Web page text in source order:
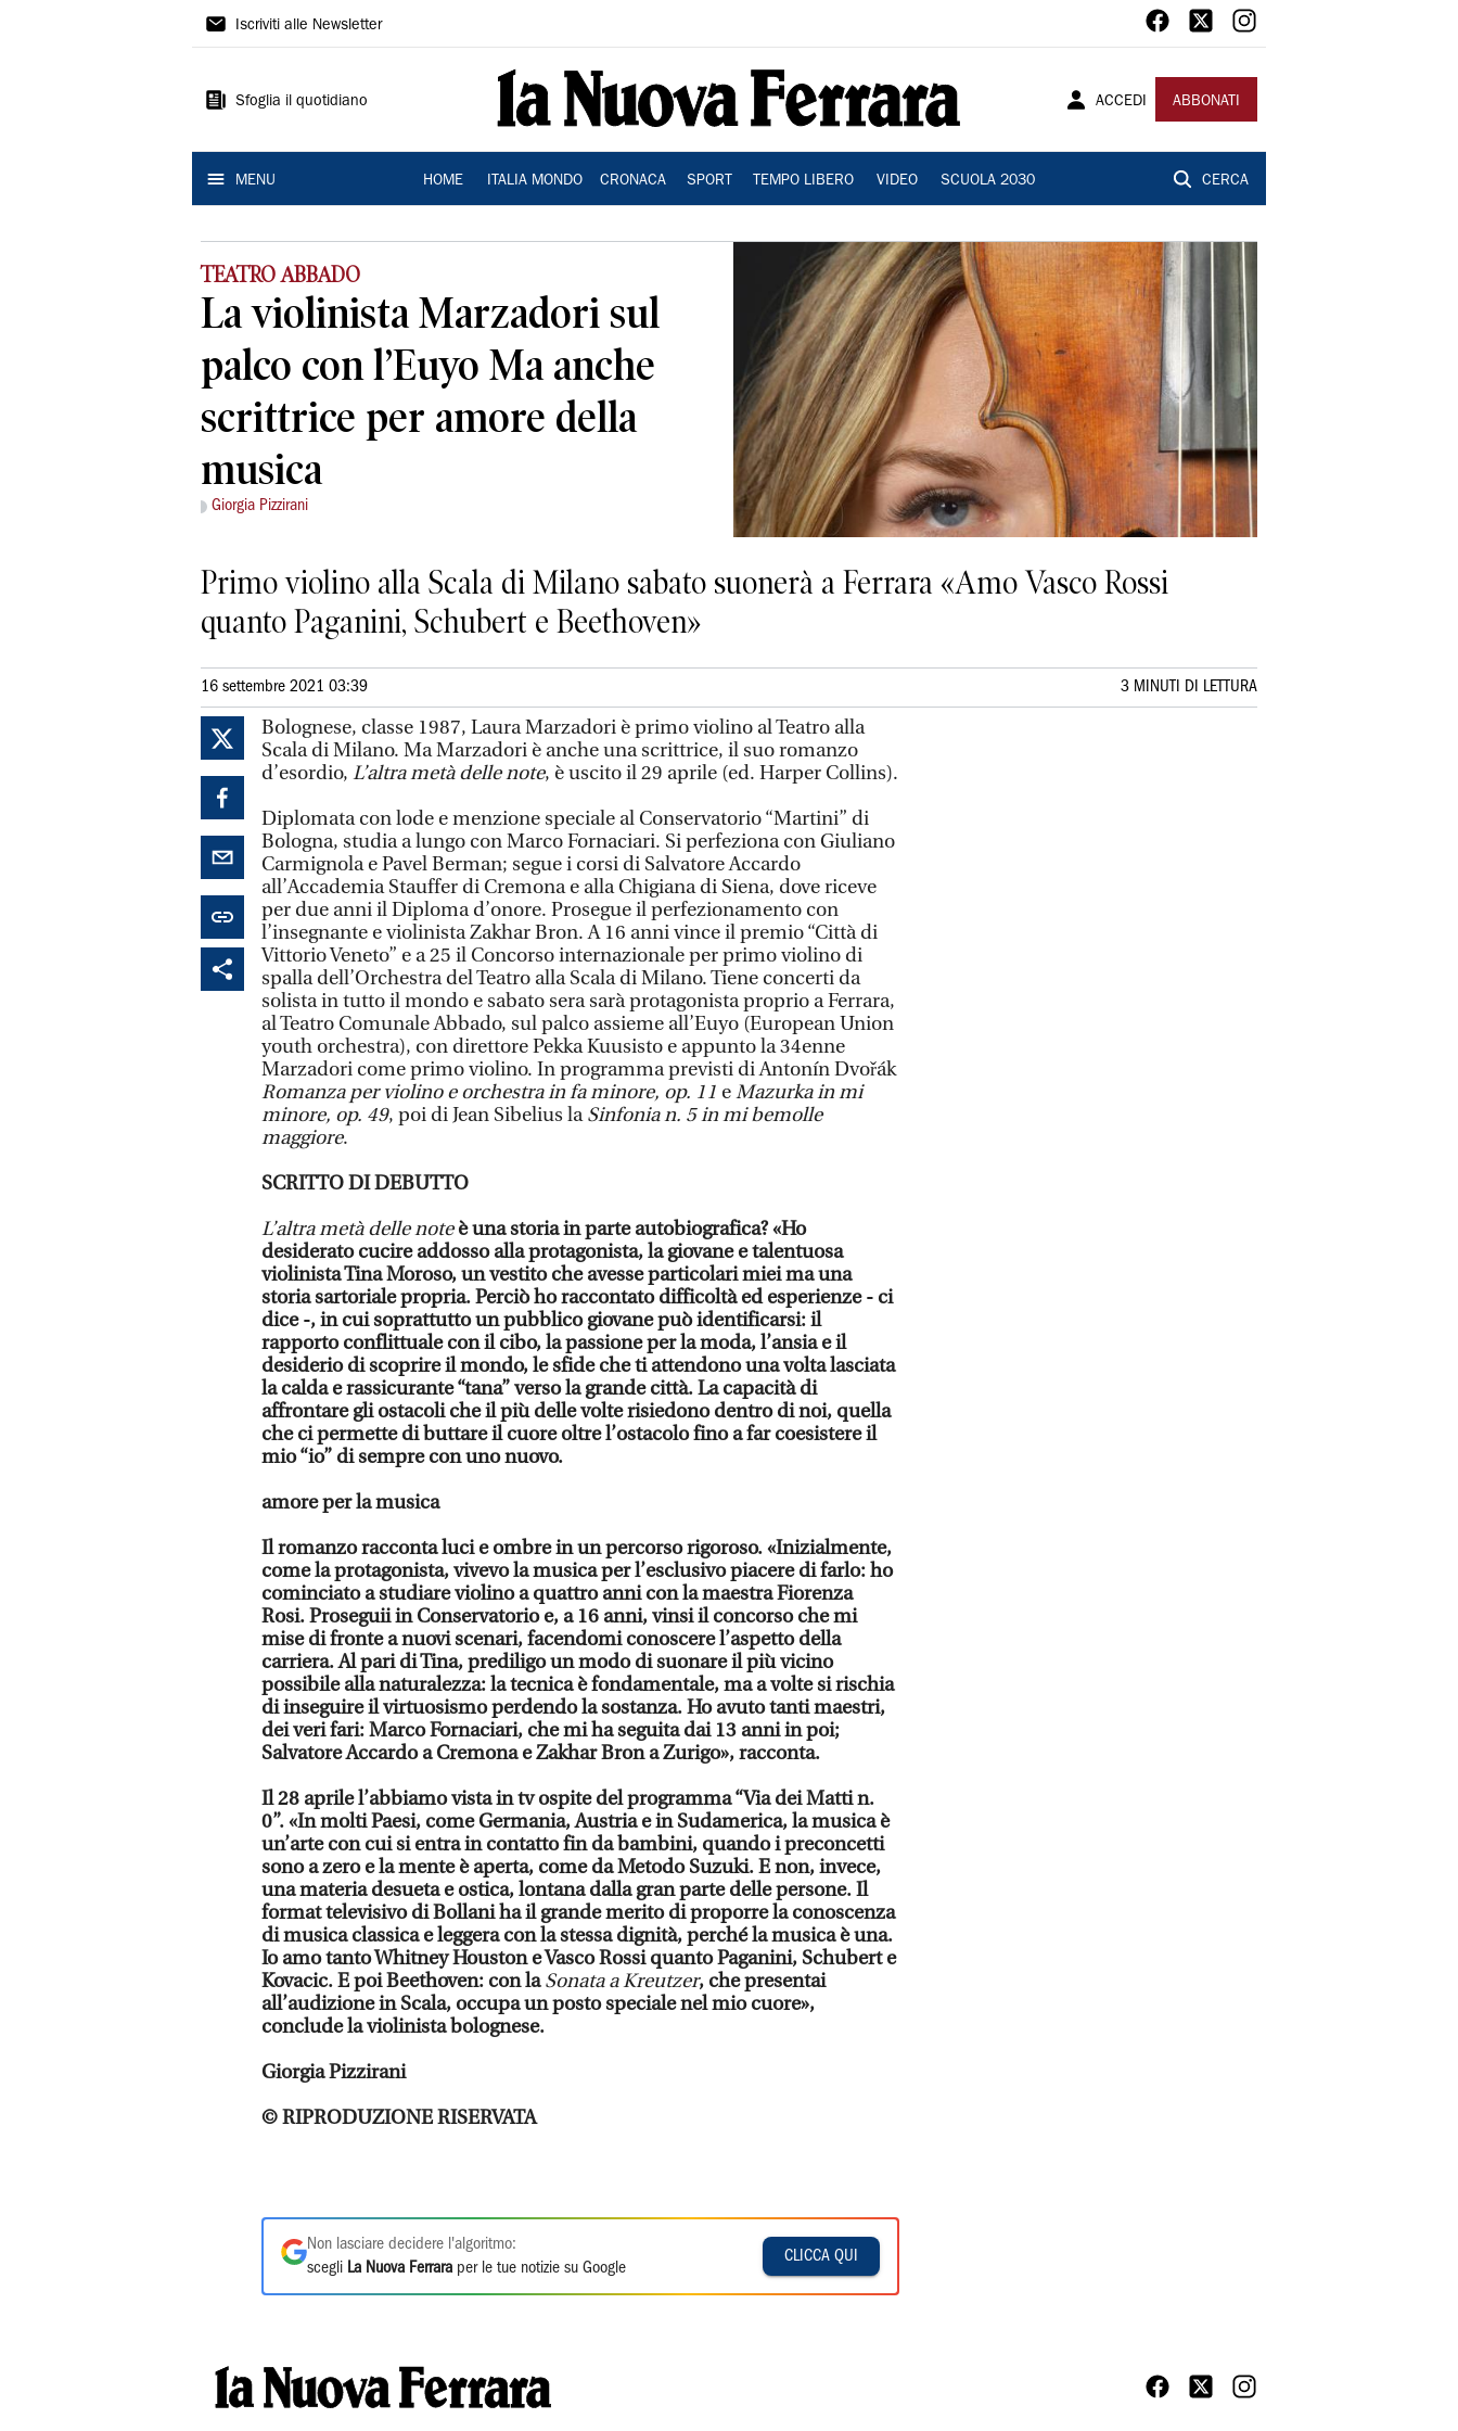
La
Ferrara
Iscriviti alle Newsletter
Sfoglia il quotidiano ACCEDI ABBONATI
MENU HOME ITALIA MONDO CRONACA SPORT TEMPO LIBERO VIDEO SCUOLA 2030 CERCA
TEATRO ABBADO
La violinista Marzadori sul
palco con l’Euyo Ma anche
scrittrice per amore della
musica
Giorgia Pizzirani
Primo violino alla Scala di Milano sabato suonerà a Ferrara «Amo Vasco Rossi
quanto Paganini, Schubert e Beethoven»
16 settembre 2021 03:39 3 MINUTI DI LETTURA
Bolognese, classe 1987, Laura Marzadori è primo violino al Teatro alla
Scala di Milano. Ma Marzadori è anche una scrittrice, il suo romanzo
d’esordio, L’altra metà delle note, è uscito il 29 aprile (ed. Harper Collins).
Diplomata con lode e menzione speciale al Conservatorio “Martini” di
Bologna, studia a lungo con Marco Fornaciari. Si perfeziona con Giuliano
Carmignola e Pavel Berman; segue i corsi di Salvatore Accardo
all’Accademia Stauffer di Cremona e alla Chigiana di Siena, dove riceve
per due anni il Diploma d’onore. Prosegue il perfezionamento con
l’insegnante e violinista Zakhar Bron. A 16 anni vince il premio “Città di
Vittorio Veneto” e a 25 il Concorso internazionale per primo violino di
spalla dell’Orchestra del Teatro alla Scala di Milano. Tiene concerti da
solista in tutto il mondo e sabato sera sarà protagonista proprio a Ferrara,
al Teatro Comunale Abbado, sul palco assieme all’Euyo (European Union
youth orchestra), con direttore Pekka Kuusisto e appunto la 34enne
Marzadori come primo violino. In programma previsti di Antonín Dvořák
Romanza per violino e orchestra in fa minore, op. 11 eMazurka in mi
minore, op. 49, poi di Jean Sibelius laSinfonia n. 5 in mi bemolle
maggiore.
SCRITTO DI DEBUTTO
L’altra metà delle noteè una storia in parte autobiografica? «Ho
desiderato cucire addosso alla protagonista, la giovane e talentuosa
violinista Tina Moroso, un vestito che avesse particolari miei ma una
storia sartoriale propria. Perciò ho raccontato difficoltà ed esperienze - ci
dice -, in cui soprattutto un pubblico giovane può identificarsi: il
rapporto conflittuale con il cibo, la passione per la moda, l’ansia e il
desiderio di scoprire il mondo, le sfide che ti attendono una volta lasciata
la calda e rassicurante “tana” verso la grande città. La capacità di
affrontare gli ostacoli che il più delle volte risiedono dentro di noi, quella
che ci permette di buttare il cuore oltre l’ostacolo fino a far coesistere il
mio “io” di sempre con uno nuovo.
amore per la musica
Il romanzo racconta luci e ombre in un percorso rigoroso. «Inizialmente,
come la protagonista, vivevo la musica per l’esclusivo piacere di farlo: ho
cominciato a studiare violino a quattro anni con la maestra Fiorenza
Rosi. Proseguii in Conservatorio e, a 16 anni, vinsi il concorso che mi
mise di fronte a nuovi scenari, facendomi conoscere l’aspetto della
carriera. Al pari di Tina, prediligo un modo di suonare il più vicino
possibile alla naturalezza: la tecnica è fondamentale, ma a volte si rischia
di inseguire il virtuosismo perdendo la sostanza. Ho avuto tanti maestri,
dei veri fari: Marco Fornaciari, che mi ha seguita dai 13 anni in poi;
Salvatore Accardo a Cremona e Zakhar Bron a Zurigo», racconta.
Il 28 aprile l’abbiamo vista in tv ospite del programma “Via dei Matti n.
0”. «In molti Paesi, come Germania, Austria e in Sudamerica, la musica è
un’arte con cui si entra in contatto fin da bambini, quando i preconcetti
sono a zero e la mente è aperta, come da Metodo Suzuki. E non, invece,
una materia desueta e ostica, lontana dalla gran parte delle persone. Il
format televisivo di Bollani ha il grande merito di proporre la conoscenza
di musica classica e leggera con la stessa dignità, perché la musica è una.
Io amo tanto Whitney Houston e Vasco Rossi quanto Paganini, Schubert e
Kovacic. E poi Beethoven: con laSonata a Kreutzer, che presentai
all’audizione in Scala, occupa un posto speciale nel mio cuore»,
conclude la violinista bolognese.
Giorgia Pizzirani
© RIPRODUZIONE RISERVATA
Non lasciare decidere l'algoritmo:
scegli La Nuova Ferrara per le tue notizie su Google
CLICCA QUI